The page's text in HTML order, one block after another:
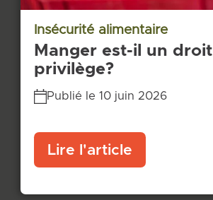
Insécurité alimentaire
Manger est-il un
privilège?
Publié le 10 juin 2026
Lire l'article